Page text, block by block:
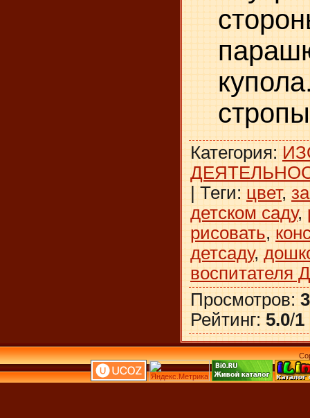
Категория:
| Теги: цвет,
детском саду,
рисовать,
детсаду,
воспитателя
Просмотров:
Рейтинг: 5.0/1